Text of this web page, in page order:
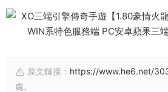
原文鏈接： https://www.he6.net/
處。